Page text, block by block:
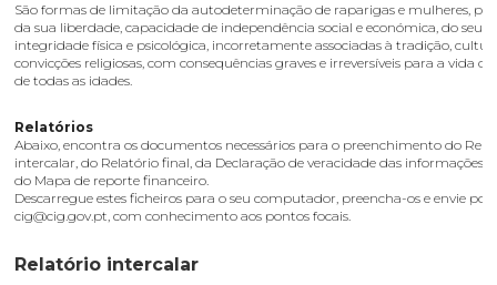
São formas de limitação da autodeterminação de raparigas e mulheres,
da sua liberdade, capacidade de independência social e económica, do seu
integridade física e psicológica, incorretamente associadas à tradição,
convicções religiosas, com consequências graves e irreversíveis para a vida
de todas as idades.
Relatórios
Abaixo, encontra os documentos necessários para o preenchimento do
intercalar, do Relatório final, da Declaração de veracidade das informações
do Mapa de reporte financeiro.
Descarregue estes ficheiros para o seu computador, preencha-os e envie
cig@cig.gov.pt, com conhecimento aos pontos focais.
Relatório intercalar